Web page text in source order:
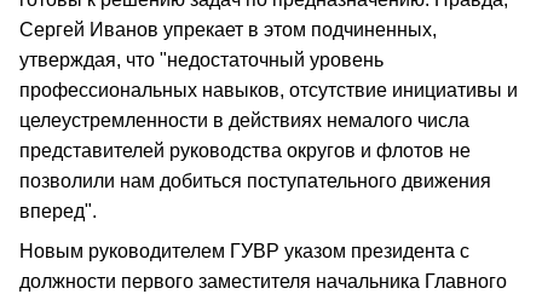
Сергей Иванов упрекает в этом подчиненных,
утверждая, что "недостаточный уровень
профессиональных навыков, отсутствие инициативы и
целеустремленности в действиях немалого числа
представителей руководства округов и флотов не
позволили нам добиться поступательного движения
вперед".
Новым руководителем ГУВР указом президента с
должности первого заместителя начальника Главного